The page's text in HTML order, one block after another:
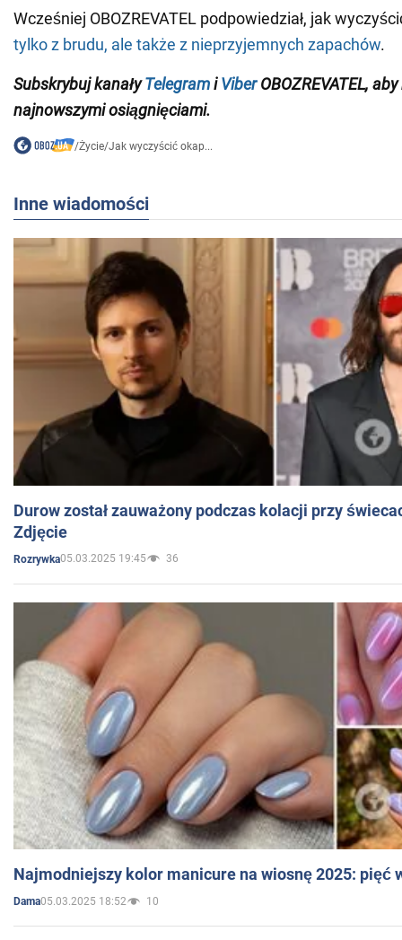
Wcześniej OBOZREVATEL podpowiedział, jak
tylko z brudu, ale także z nieprzyjemnych zapachów.
Subskrybuj kanałyTelegramiViber OBOZREVATEL,
najnowszymi osiągnięciami.
/Życie/Jak wyczyścić okap...
Inne wiadomości
Durow został zauważony podczas kolacji przy
Zdjęcie
Rozrywka05.03.2025 19:45 36
Najmodniejszy kolor manicure na wiosnę 2025: pięć
Dama05.03.2025 18:52 10